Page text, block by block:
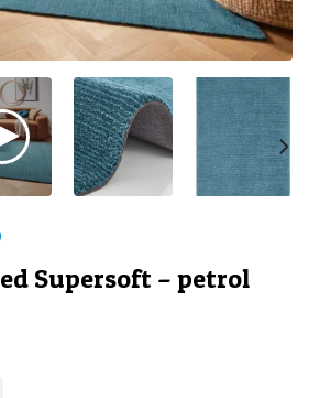
Supersoft – petrol